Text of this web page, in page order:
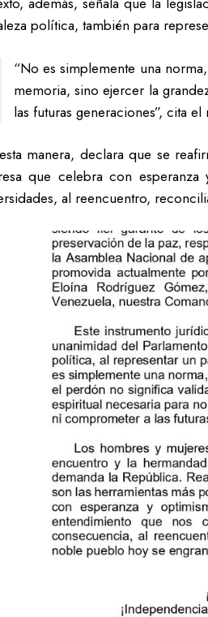
política, también para
“No es simplemente una
memoria, sino ejercer la
las futuras generaciones”, cita
manera, declara que se
que celebra con
al reencuentro,